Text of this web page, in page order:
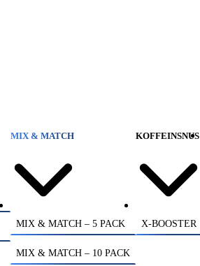
MIX & MATCH
MIX & MATCH – 5 PACK
MIX & MATCH – 10 PACK
KOFFEINSNUS
X-BOOSTER